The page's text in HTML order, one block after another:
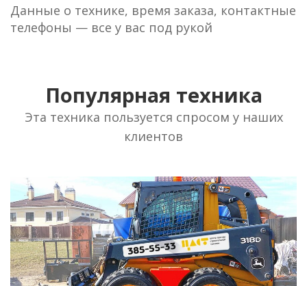
Данные о технике, время заказа, контактные
телефоны — все у вас под рукой
Популярная техника
Эта техника пользуется спросом у наших
клиентов